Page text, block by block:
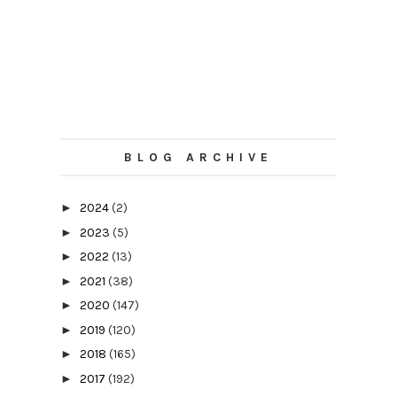
BLOG ARCHIVE
► 2024(2)
► 2023 (5)
► 2022 (13)
► 2021 (38)
► 2020 (147)
► 2019 (120)
► 2018 (165)
► 2017 (192)